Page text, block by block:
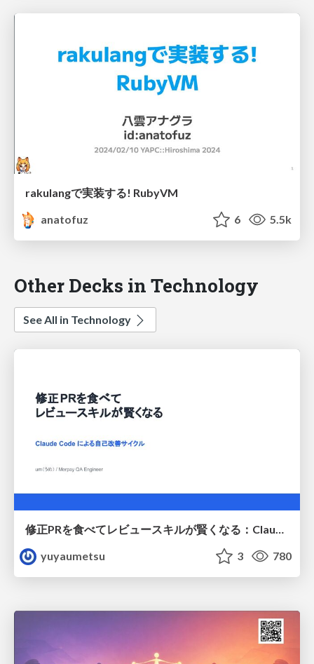
rakulangで実装する! RubyVM
anatofuz
6 5.5k
Other Decks in Technology
See All in Technology
yuyaumetsu
3 780